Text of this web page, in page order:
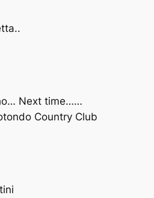
Next time……
Country Club